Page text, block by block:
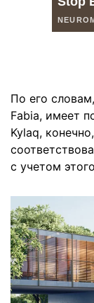
По его
Fabia, имеет
Kylaq,
с учетом